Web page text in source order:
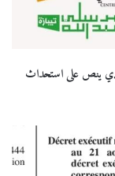
ينص على استحداث